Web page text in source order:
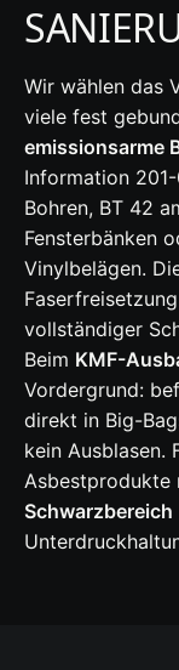
Wir wählen das
viele fest
emissionsarme
Information
Bohren, BT 42
Fensterbänken
Vinylbelägen.
vollständiger
Beim KMF-
Vordergrund:
direkt in Big-
kein Ausblasen.
Asbestprodukte
Schwarzbereich